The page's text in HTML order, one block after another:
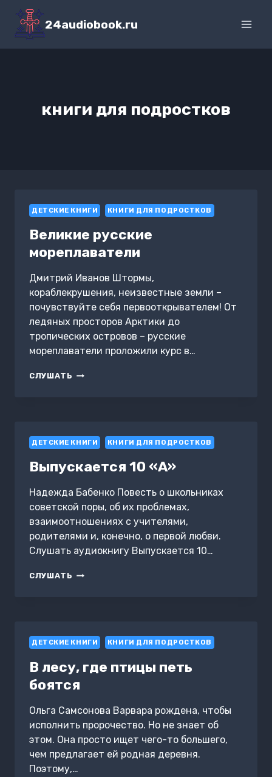
Перейти
содержимому
24audiobook.ru
книги для подростков
ДЕТСКИЕ КНИГИ КНИГИ ДЛЯ ПОДРОСТКОВ
Великие русские
мореплаватели
Дмитрий Иванов Штормы,
кораблекрушения, неизвестные земли –
почувствуйте себя первооткрывателем! От
ледяных просторов Арктики до
тропических островов – русские
мореплаватели проложили курс в…
СЛУШАТЬ ВЕЛИКИЕ
ДЕТСКИЕ КНИГИ КНИГИ ДЛЯ ПОДРОСТКОВ
Выпускается 10 «А»
Надежда Бабенко Повесть о школьниках
советской поры, об их проблемах,
взаимоотношениях с учителями,
родителями и, конечно, о первой любви.
Слушать аудиокнигу Выпускается 10…
СЛУШАТЬ ВЫПУСКАЕТСЯ
ДЕТСКИЕ КНИГИ КНИГИ ДЛЯ ПОДРОСТКОВ
В лесу, где птицы петь
боятся
Ольга Самсонова Варвара рождена, чтобы
исполнить пророчество. Но не знает об
этом. Она просто ищет чего-то большего,
чем предлагает ей родная деревня.
Поэтому,…